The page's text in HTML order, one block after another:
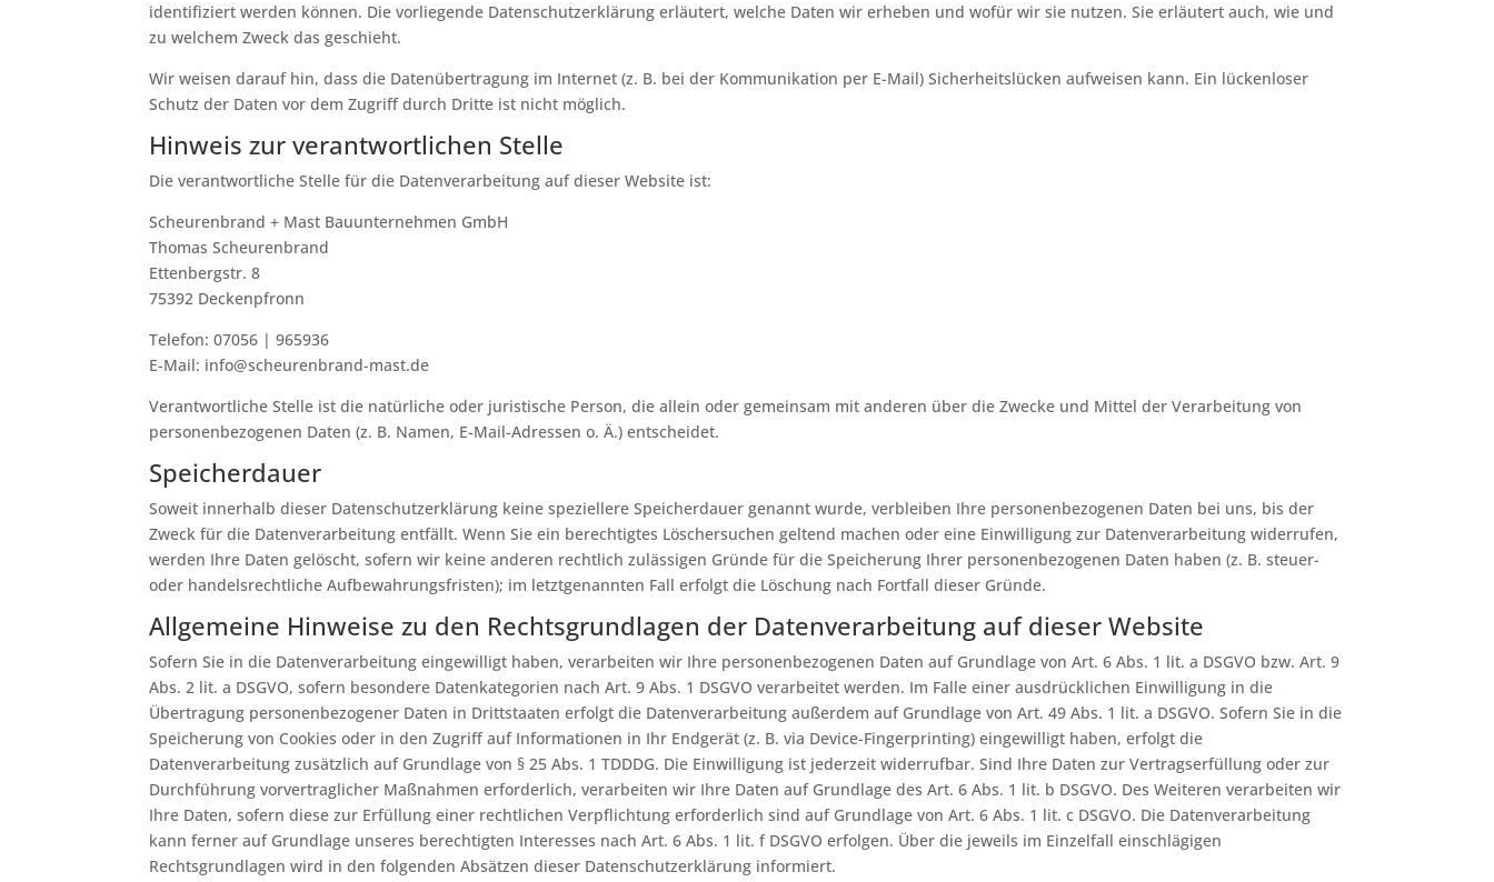
identifiziert werden können. Die vorliegende Datenschutzerklärung erläutert, welche Daten wir erheben und wofür wir sie nutzen. Sie erläutert auch, wie und
zu welchem Zweck das geschieht.
Wir weisen darauf hin, dass die Datenübertragung im Internet (z. B. bei der Kommunikation per E-Mail) Sicherheitslücken aufweisen kann. Ein lückenloser
Schutz der Daten vor dem Zugriff durch Dritte ist nicht möglich.
Hinweis zur verantwortlichen Stelle
Die verantwortliche Stelle für die Datenverarbeitung auf dieser Website ist:
Scheurenbrand + Mast Bauunternehmen GmbH
Thomas Scheurenbrand
Ettenbergstr. 8
75392 Deckenpfronn
Telefon: 07056 | 965936
E-Mail: info@scheurenbrand-mast.de
Verantwortliche Stelle ist die natürliche oder juristische Person, die allein oder gemeinsam mit anderen über die Zwecke und Mittel der Verarbeitung von
personenbezogenen Daten (z. B. Namen, E-Mail-Adressen o. Ä.) entscheidet.
Speicherdauer
Soweit innerhalb dieser Datenschutzerklärung keine speziellere Speicherdauer genannt wurde, verbleiben Ihre personenbezogenen Daten bei uns, bis der
Zweck für die Datenverarbeitung entfällt. Wenn Sie ein berechtigtes Löschersuchen geltend machen oder eine Einwilligung zur Datenverarbeitung widerrufen,
werden Ihre Daten gelöscht, sofern wir keine anderen rechtlich zulässigen Gründe für die Speicherung Ihrer personenbezogenen Daten haben (z. B. steuer-
oder handelsrechtliche Aufbewahrungsfristen); im letztgenannten Fall erfolgt die Löschung nach Fortfall dieser Gründe.
Allgemeine Hinweise zu den Rechtsgrundlagen der Datenverarbeitung auf dieser Website
Sofern Sie in die Datenverarbeitung eingewilligt haben, verarbeiten wir Ihre personenbezogenen Daten auf Grundlage von Art. 6 Abs. 1 lit. a DSGVO bzw. Art. 9
Abs. 2 lit. a DSGVO, sofern besondere Datenkategorien nach Art. 9 Abs. 1 DSGVO verarbeitet werden. Im Falle einer ausdrücklichen Einwilligung in die
Übertragung personenbezogener Daten in Drittstaaten erfolgt die Datenverarbeitung außerdem auf Grundlage von Art. 49 Abs. 1 lit. a DSGVO. Sofern Sie in die
Speicherung von Cookies oder in den Zugriff auf Informationen in Ihr Endgerät (z. B. via Device-Fingerprinting) eingewilligt haben, erfolgt die
Datenverarbeitung zusätzlich auf Grundlage von § 25 Abs. 1 TDDDG. Die Einwilligung ist jederzeit widerrufbar. Sind Ihre Daten zur Vertragserfüllung oder zur
Durchführung vorvertraglicher Maßnahmen erforderlich, verarbeiten wir Ihre Daten auf Grundlage des Art. 6 Abs. 1 lit. b DSGVO. Des Weiteren verarbeiten wir
Ihre Daten, sofern diese zur Erfüllung einer rechtlichen Verpflichtung erforderlich sind auf Grundlage von Art. 6 Abs. 1 lit. c DSGVO. Die Datenverarbeitung
kann ferner auf Grundlage unseres berechtigten Interesses nach Art. 6 Abs. 1 lit. f DSGVO erfolgen. Über die jeweils im Einzelfall einschlägigen
Rechtsgrundlagen wird in den folgenden Absätzen dieser Datenschutzerklärung informiert.